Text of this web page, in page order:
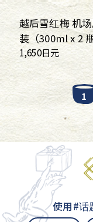
越后雪红梅 机
装（300ml x 2 瓶
1,650日元
1
使用#话